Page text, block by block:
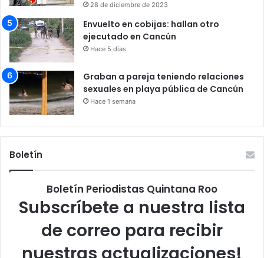
28 de diciembre de 2023
Envuelto en cobijas: hallan otro
ejecutado en Cancún
Hace 5 días
Graban a pareja teniendo relaciones
sexuales en playa pública de Cancún
Hace 1 semana
Boletín
Boletín Periodistas Quintana Roo
Subscríbete a nuestra lista
de correo para recibir